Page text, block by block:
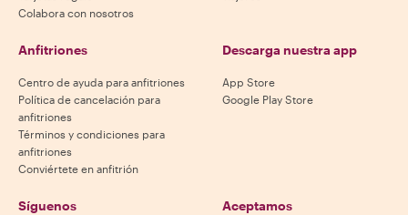
Colabora con nosotros
Anfitriones
Centro de ayuda para anfitriones
Política de cancelación para
anfitriones
Términos y condiciones para
anfitriones
Conviértete en anfitrión
Descarga nuestra app
App Store
Google Play Store
Síguenos Aceptamos